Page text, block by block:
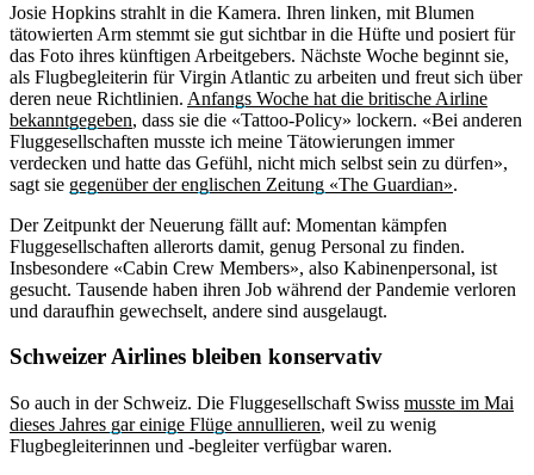
Josie Hopkins strahlt in die Kamera. Ihren linken, mit Blumen
tätowierten Arm stemmt sie gut sichtbar in die Hüfte und posiert für
das Foto ihres künftigen Arbeitgebers. Nächste Woche beginnt sie,
als Flugbegleiterin für Virgin Atlantic zu arbeiten und freut sich über
deren neue Richtlinien. Anfangs Woche hat die britische Airline
bekanntgegeben, dass sie die «Tattoo-Policy» lockern. «Bei anderen
Fluggesellschaften musste ich meine Tätowierungen immer
verdecken und hatte das Gefühl, nicht mich selbst sein zu dürfen»,
sagt sie gegenüber der englischen Zeitung «The Guardian».
Der Zeitpunkt der Neuerung fällt auf: Momentan kämpfen
Fluggesellschaften allerorts damit, genug Personal zu finden.
Insbesondere «Cabin Crew Members», also Kabinenpersonal, ist
gesucht. Tausende haben ihren Job während der Pandemie verloren
und daraufhin gewechselt, andere sind ausgelaugt.
Schweizer Airlines bleiben konservativ
So auch in der Schweiz. Die Fluggesellschaft Swiss musste im Mai
dieses Jahres gar einige Flüge annullieren, weil zu wenig
Flugbegleiterinnen und -begleiter verfügbar waren.